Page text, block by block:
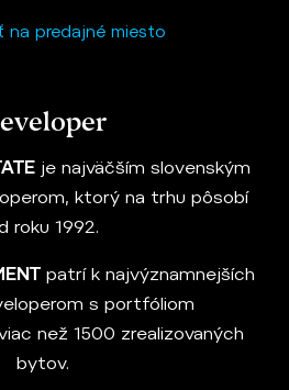
na predajné miesto
je najväčším slovenským
ktorý na trhu pôsobí
roku 1992.
patrí k najvýznamnejších
s portfóliom
než 1500 zrealizovaných
bytov.